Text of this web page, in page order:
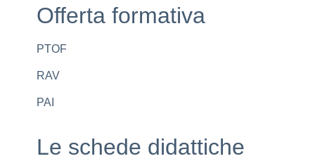
Offerta formativa
PTOF
RAV
PAI
Le schede didattiche